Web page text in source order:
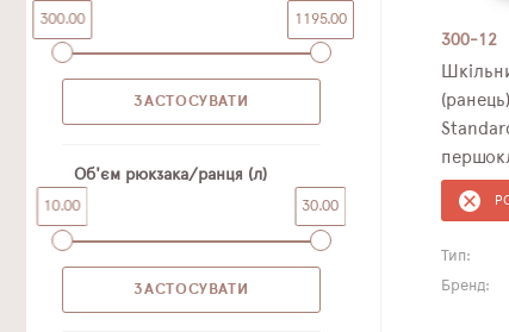
300.00 1195.00
Об'єм рюкзака/ранця (л)
10.00 30.00
300-12
Standard з
Тип:
Бренд: